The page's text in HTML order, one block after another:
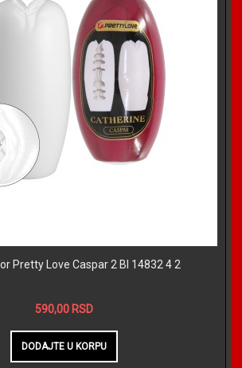
Pretty Love Caspar 2 BI 14832 4 2
590,00 RSD